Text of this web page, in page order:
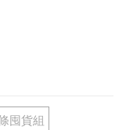
囤貨組